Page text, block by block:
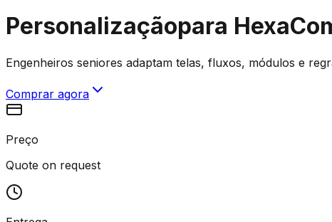
Personalizaçãopara
Engenheiros seniores adaptam telas, fluxos, módulos e
Comprar agora
Preço
Quote on request